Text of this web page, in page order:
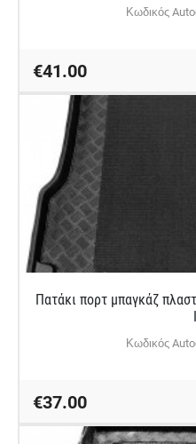
Κωδικός
€41.00
Πατάκι πορτ μπαγκάζ
Κωδικός
€37.00